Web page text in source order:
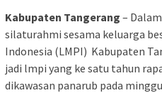
Kabupaten Tangerang –
silaturahmi sesama keluarga
Indonesia (LMPI) Kabupaten
jadi lmpi yang ke satu tahun
dikawasan panarub pada